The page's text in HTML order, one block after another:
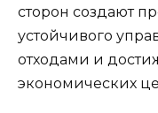
сторон создают
устойчивого
отходами и
экономических